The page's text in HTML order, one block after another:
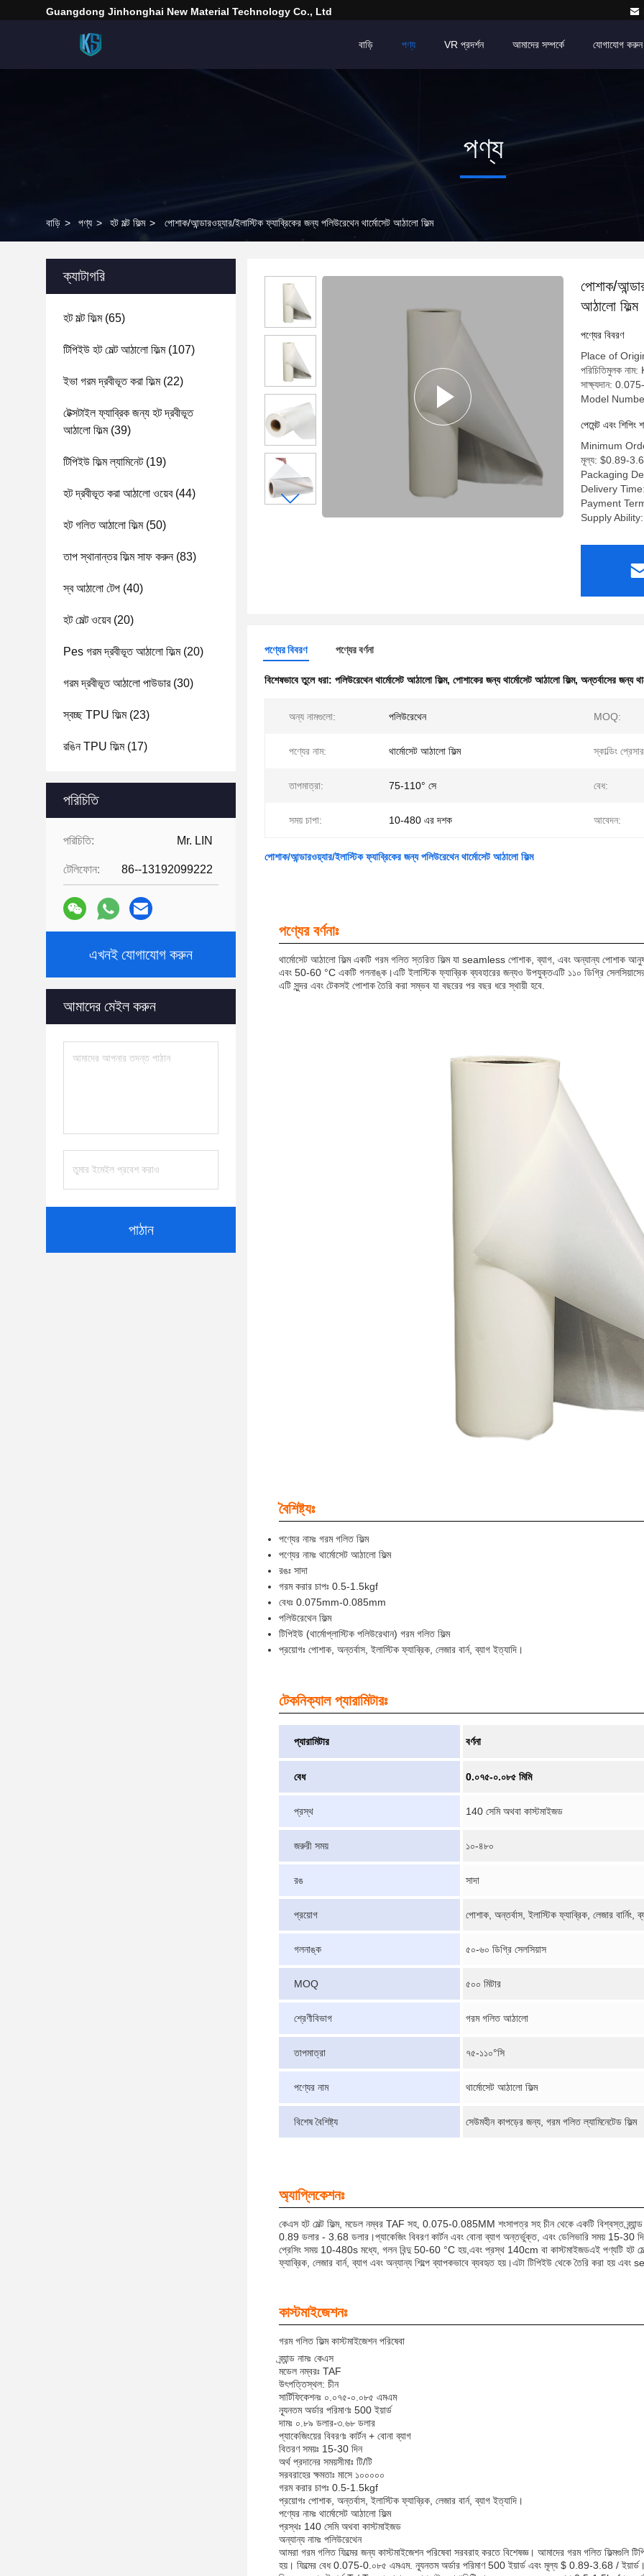
Guangdong Jinhonghai New Material Technology Co., Ltd
বাড়ি পণ্য VR প্রদর্শন আমাদের সম্পর্কে যোগাযোগ করুন
পণ্য
বাড়ি > পণ্য > হট মল্ট ফিল্ম > পোশাক/আন্ডারওয়্যার/ইলাস্টিক ফ্যাব্রিকের জন্য পলিউরেথেন থার্মোসেট আঠালো ফিল্ম
ক্যাটাগরি
হট মল্ট ফিল্ম(65)
টিপিইউ হট মেল্ট আঠালো ফিল্ম(107)
ইভা গরম দ্রবীভূত করা ফিল্ম(22)
টেক্সটাইল ফ্যাব্রিক জন্য হট দ্রবীভূত
আঠালো ফিল্ম(39)
টিপিইউ ফিল্ম ল্যামিনেট(19)
হট দ্রবীভূত করা আঠালো ওয়েব(44)
হট গলিত আঠালো ফিল্ম(50)
তাপ স্থানান্তর ফিল্ম সাফ করুন(83)
স্ব আঠালো টেপ (40)
হট মেল্ট ওয়েব(20)
Pes গরম দ্রবীভূত আঠালো ফিল্ম(20)
গরম দ্রবীভূত আঠালো পাউডার(30)
স্বচ্ছ TPU ফিল্ম(23)
রঙিন TPU ফিল্ম(17)
পরিচিতি
পরিচিতি: Mr. LIN
টেলিফোন: 86--13192099222
এখনই যোগাযোগ করুন
আমাদের মেইল ​​করুন
পাঠান
পোশাক/
আঠালো ফিল্ম
পণ্যের বিবরণ
Place of
পরিচিতিমুলক নাম:
সাক্ষ্যদান:
Model
পেমেন্ট এবং শিপিং
Minimum
মূল্য: $0.89-
Packaging
Delivery
Payment
Supply
পণ্যের বিবরণ পণ্যের বর্ণনা
বিশেষভাবে তুলে ধরা: পলিউরেথেন থার্মোসেট আঠালো ফিল্ম, পোশাকের জন্য থার্মোসেট আঠালো ফিল্ম, অন্তর্বাসের জন্য
অন্য নামগুলো: পলিউরেথেন MOQ:
পণ্যের নাম: থার্মোসেট আঠালো ফিল্ম স্কাল্ডিং
তাপমাত্রা: 75-110° সে বেধ:
সময় চাপা: 10-480 এর দশক আবেদন:
পোশাক/আন্ডারওয়্যার/ইলাস্টিক ফ্যাব্রিকের জন্য পলিউরেথেন থার্মোসেট আঠালো ফিল্ম
পণ্যের বর্ণনাঃ
থার্মোসেট আঠালো ফিল্ম একটি গরম গলিত স্তরিত ফিল্ম যা seamless পোশাক, ব্যাগ, এবং অন্যান্য পোশাক
এবং 50-60 °C একটি গলনাঙ্ক।এটি ইলাস্টিক ফ্যাব্রিক ব্যবহারের জন্যও উপযুক্তএটি ১১০ ডিগ্রি
এটি সুন্দর এবং টেকসই পোশাক তৈরি করা সম্ভব যা বছরের পর বছর ধরে স্থায়ী হবে.
বৈশিষ্ট্যঃ
পণ্যের নামঃ গরম গলিত ফিল্ম
পণ্যের নামঃ থার্মোসেট আঠালো ফিল্ম
রঙঃ সাদা
গরম করার চাপঃ 0.5-1.5kgf
বেধঃ 0.075mm-0.085mm
পলিউরেথেন ফিল্ম
টিপিইউ (থার্মোপ্লাস্টিক পলিউরেথান) গরম গলিত ফিল্ম
প্রয়োগঃ পোশাক, অন্তর্বাস, ইলাস্টিক ফ্যাব্রিক, লেজার বার্ন, ব্যাগ ইত্যাদি।
টেকনিক্যাল প্যারামিটারঃ
প্যারামিটার বর্ণনা
বেধ 0.০৭৫-০.০৮৫ মিমি
প্রস্থ 140 সেমি অথবা কাস্টমাইজড
জরুরী সময় ১০-৪৮০
রঙ সাদা
প্রয়োগ পোশাক, অন্তর্বাস, ইলাস্টিক ফ্যাব্রিক, লেজার বার্নিং,
গলনাঙ্ক ৫০-৬০ ডিগ্রি সেলসিয়াস
MOQ ৫০০ মিটার
শ্রেণীবিভাগ গরম গলিত আঠালো
তাপমাত্রা ৭৫-১১০°সি
পণ্যের নাম থার্মোসেট আঠালো ফিল্ম
বিশেষ বৈশিষ্ট্য সেউমহীন কাপড়ের জন্য, গরম গলিত ল্যামিনেটেড ফিল্ম
অ্যাপ্লিকেশনঃ
কেএস হট মেল্ট ফিল্ম, মডেল নম্বর TAF সহ, 0.075-0.085MM শংসাপত্র সহ চীন থেকে একটি বিশ্বস্ত ব্র্যান্ড।
0.89 ডলার - 3.68 ডলার।প্যাকেজিং বিবরণ কার্টন এবং বোনা ব্যাগ অন্তর্ভুক্ত, এবং ডেলিভারি সময় 15-30
প্রেসিং সময় 10-480s মধ্যে, গলন বিন্দু 50-60 °C হয়,এবং প্রস্থ 140cm বা কাস্টমাইজডএই পণ্যটি হট
ফ্যাব্রিক, লেজার বার্ন, ব্যাগ এবং অন্যান্য শিল্পে ব্যাপকভাবে ব্যবহৃত হয়।এটা টিপিইউ থেকে তৈরি করা হয়
কাস্টমাইজেশনঃ
গরম গলিত ফিল্ম কাস্টমাইজেশন পরিষেবা
ব্র্যান্ড নামঃ কেএস
মডেল নম্বরঃ TAF
উৎপত্তিস্থল: চীন
সার্টিফিকেশনঃ ০.০৭৫-০.০৮৫ এমএম
ন্যূনতম অর্ডার পরিমাণঃ 500 ইয়ার্ড
দামঃ ০.৮৯ ডলার-৩.৬৮ ডলার
প্যাকেজিংয়ের বিবরণঃ কার্টন + বোনা ব্যাগ
বিতরণ সময়ঃ 15-30 দিন
অর্থ প্রদানের সময়সীমাঃ টি/টি
সরবরাহের ক্ষমতাঃ মাসে ১০০০০০
গরম করার চাপঃ 0.5-1.5kgf
প্রয়োগঃ পোশাক, অন্তর্বাস, ইলাস্টিক ফ্যাব্রিক, লেজার বার্ন, ব্যাগ ইত্যাদি।
পণ্যের নামঃ থার্মোসেট আঠালো ফিল্ম
প্রস্থঃ 140 সেমি অথবা কাস্টমাইজড
অন্যান্য নামঃ পলিউরেথেন
আমরা গরম গলিত ফিল্মের জন্য কাস্টমাইজেশন পরিষেবা সরবরাহ করতে বিশেষজ্ঞ। আমাদের গরম গলিত
হয়। ফিল্মের বেধ 0.075-0.০৮৫ এমএম. ন্যূনতম অর্ডার পরিমাণ 500 ইয়ার্ড এবং মূল্য $ 0.89-3.68 / ইয়ার্ড।